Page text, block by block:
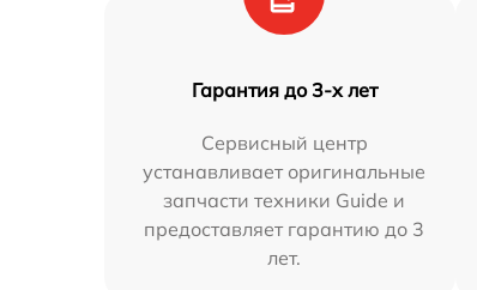
Гарантия до 3-х лет
Сервисный центр
устанавливает оригинальные
запчасти техники Guide и
предоставляет гарантию до 3
лет.